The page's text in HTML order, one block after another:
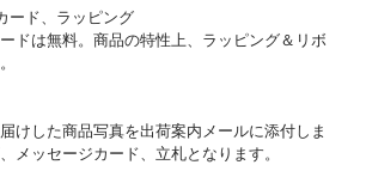
きのあるオレンジ色のミディ胡蝶蘭 サーフソング
の蘭は、とても暖かな気持ちにさせてくれます。
どか」は、従来の鉢の常識にとらわれない
ード、ラッピング
ドは無料。商品の特性上、ラッピング＆リボ
けした商品写真を出荷案内メールに添付しま
メッセージカード、立札となります。